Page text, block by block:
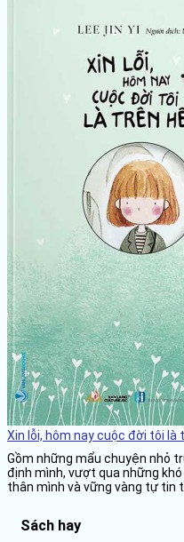
Xin lỗi, hôm nay cuộc đời tôi là
Gồm những mẩu chuyện nhỏ
định mình, vượt qua những
thân mình và vững vàng tự tin
Sách hay